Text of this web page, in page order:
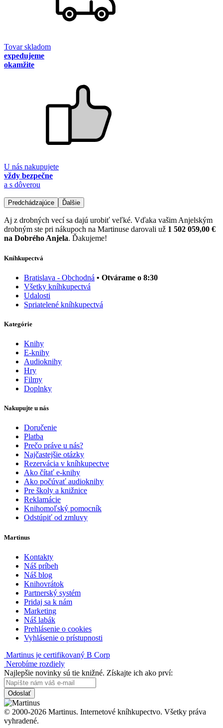
Tovar skladom
expedujeme
okamžite
U nás nakupujete
vždy bezpečne
a s dôverou
Predchádzajúce Ďalšie
Aj z drobných vecí sa dajú urobiť veľké. Vďaka vašim Anjelským
drobným ste pri nákupoch na Martinuse darovali už 1 502 059,00 €
na Dobrého Anjela. Ďakujeme!
Kníhkupectvá
Bratislava - Obchodná • Otvárame o 8:30
Všetky kníhkupectvá
Udalosti
Spriatelené kníhkupectvá
Kategórie
Knihy
E-knihy
Audioknihy
Hry
Filmy
Doplnky
Nakupujte u nás
Doručenie
Platba
Prečo práve u nás?
Najčastejšie otázky
Rezervácia v kníhkupectve
Ako čítať e-knihy
Ako počúvať audioknihy
Pre školy a knižnice
Reklamácie
Knihomoľský pomocník
Odstúpiť od zmluvy
Martinus
Kontakty
Náš príbeh
Náš blog
Knihovrátok
Partnerský systém
Pridaj sa k nám
Marketing
Náš labák
Prehlásenie o cookies
Vyhlásenie o prístupnosti
Martinus je certifikovaný B Corp
Nerobíme rozdiely
Najlepšie novinky sú tie knižné. Získajte ich ako prví:
Odoslať
© 2000-2026 Martinus. Internetové kníhkupectvo. Všetky práva
vyhradené.